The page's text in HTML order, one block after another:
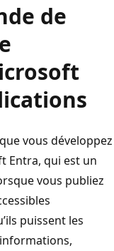
de
vous développez
Entra, qui est un
vous publiez
puissent les